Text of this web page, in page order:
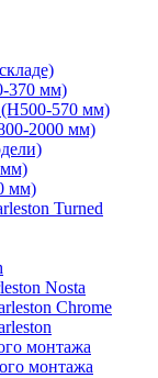
370 мм)
(H500-570 мм)
2000 мм)
мм)
мм)
Turned
Nosta
Chrome
монтажа
монтажа